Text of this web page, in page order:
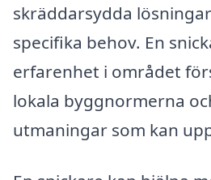
skräddarsydda
specifika behov. En
erfarenhet i området
lokala byggnormerna
utmaningar som kan